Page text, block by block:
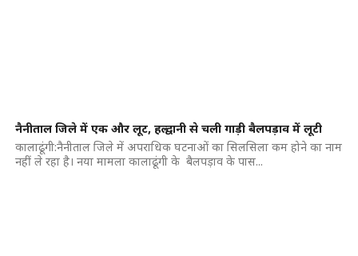
नैनीताल जिले में एक और लूट, हल्द्वानी से चली गाड़ी बैलपड़ाव में लूटी
कालाढूंगी:नैनीताल जिले में अपराधिक घटनाओं का सिलसिला कम होने का नाम
नहीं ले रहा है। नया मामला कालाढूंगी के बैलपड़ाव के पास...